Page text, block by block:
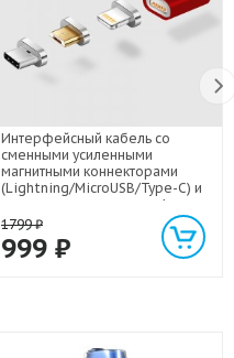
Интерфейсный кабель со
сменными усиленными
магнитными коннекторами
(Lightning/MicroUSB/Type-C) и
световым индикатором 1м
1799₽
999 ₽